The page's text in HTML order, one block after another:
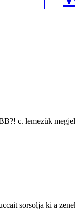
c. lemezük
sorsolja ki a